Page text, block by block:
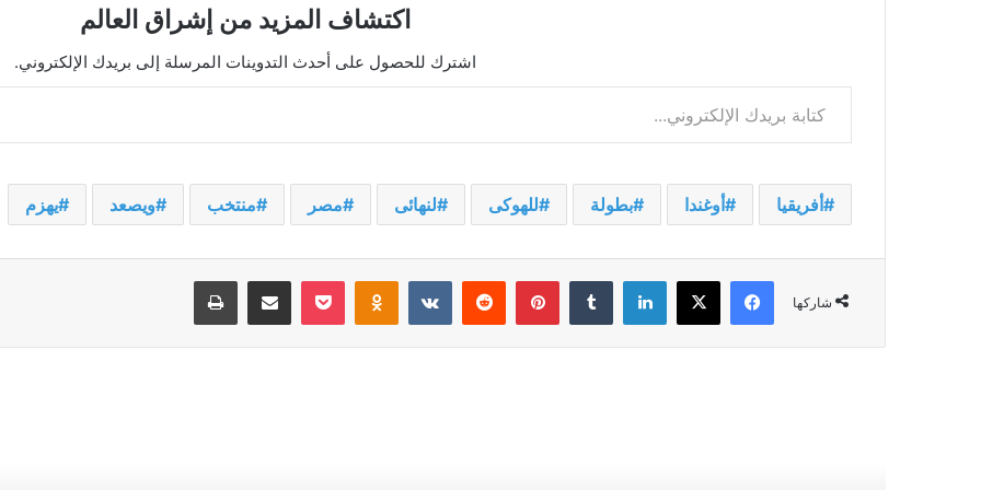
اكتشاف المزيد من إشراق العالم
اشترك للحصول على أحدث التدوينات المرسلة إلى بريدك الإلكتروني.
كتابة بريدك الإلكتروني...
أفريقيا أوغندا بطولة للهوكى لنهائى مصر منتخب ويصعد يهزم
شاركها
فيسبوك
‫X لينكدإن بينتيريست Odnoklassniki
‫Pocketمشاركة عبر البريد طباعة